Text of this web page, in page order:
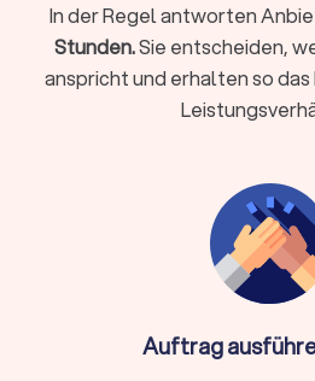
und abbauen
Halteverbotszonen:Einholen
Aufstellen der Schilder
Entsorgung & Reinigung:
kurzfristig oder
Verpackungsmaterial:
stabile
Schutzfolien, Matratzenhüllen
Ist Reinigung nicht im
In der Regel antworten
Stunden.Sie entscheiden,
anspricht und erhalten so
Auftrag